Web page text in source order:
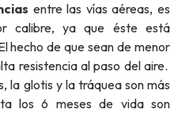
entre las vías aéreas, es
calibre, ya que éste está
hecho de que sean de menor
resistencia al paso del aire.
la glotis y la tráquea son más
los 6 meses de vida son